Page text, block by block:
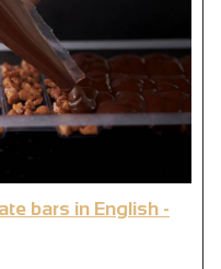
bars in English -